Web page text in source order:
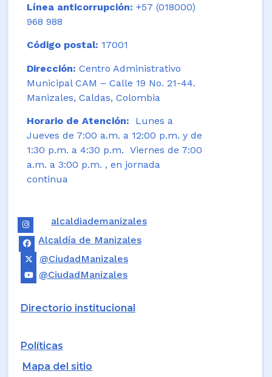
Línea anticorrupción: +57 (018000)
968 988
Código postal: 17001
Dirección: Centro Administrativo
Municipal CAM – Calle 19 No. 21-44.
Manizales, Caldas, Colombia
Horario de Atención: Lunes a
Jueves de 7:00 a.m. a 12:00 p.m. y de
1:30 p.m. a 4:30 p.m. Viernes de 7:00
a.m. a 3:00 p.m. , en jornada
continua
alcaldiademanizales
Alcaldía de Manizales
@CiudadManizales
@CiudadManizales
Directorio institucional
Políticas
Mapa del sitio